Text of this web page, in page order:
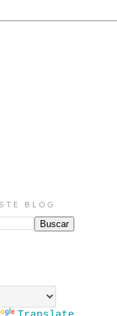
BLOG